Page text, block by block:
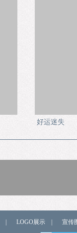
好运迷失
LOGO展示 宣传